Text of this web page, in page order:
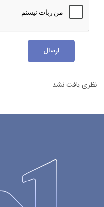
ارسال
نظری یافت نشد